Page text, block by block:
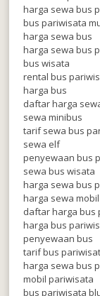
harga sewa bus
bus pariwisata
harga sewa bus
harga sewa bus
bus wisata
rental bus
harga bus
daftar harga
sewa minibus
tarif sewa bus
sewa elf
penyewaan bus
sewa bus wisata
harga sewa bus
harga sewa
daftar harga bus
harga bus
penyewaan bus
tarif bus
harga sewa bus
mobil pariwisata
bus pariwisata